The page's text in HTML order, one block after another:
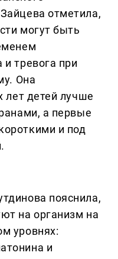
отметила,
могут быть
и тревога при
Она
лет детей лучше
а первые
и под
пояснила,
на организм на
уровнях:
и